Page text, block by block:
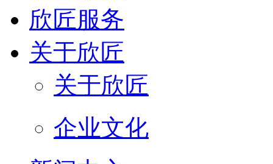
欣匠服务
关于欣匠
关于欣匠
企业文化